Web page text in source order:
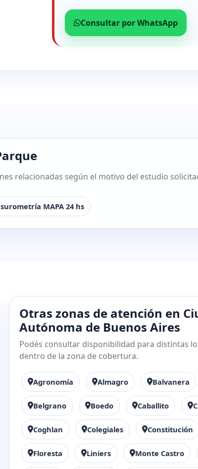
Consultar por WhatsApp
relacionadas según el motivo del estudio
MAPA 24 hs
Otras zonas de atención en
Autónoma de Buenos Aires
Podés consultar disponibilidad para distintas
dentro de la zona de cobertura.
Agronomía Almagro Balvanera
Belgrano Boedo Caballito
Coghlan Colegiales Constitución
Floresta Liniers Monte Castro